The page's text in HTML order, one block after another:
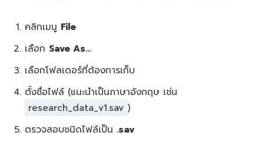
คลิกเมนู File
เลือก Save As…
เลือกโฟลเดอร์ที่ต้องการเก็บ
ตั้งชื่อไฟล์ (แนะนำเป็นภาษาอังกฤษ เช่น
research_data_v1.sav )
ตรวจสอบชนิดไฟล์เป็น .sav